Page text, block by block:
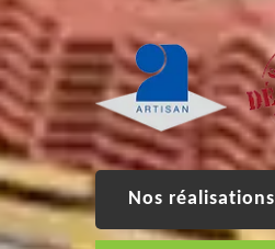
Nos réalisations